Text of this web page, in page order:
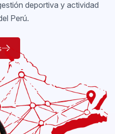
deportiva y actividad
Perú.